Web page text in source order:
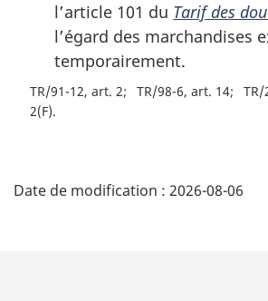
l’article 101 du Tarif des
l’égard des marchandises
temporairement.
TR/91-12, art. 2 TR/98-6, art. 14
2(F)
é
Date de modification : 2026-08-06